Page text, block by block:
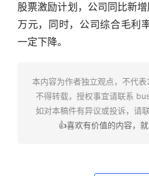
行
业
股票激励计划，公司同比新
万元，同时，公司综合毛利
一定下降。
本内容为作者独立观点，不代
不得转载，授权事宜请联系
如对本稿件有异议或投诉，请
👍喜欢有价值的内容，